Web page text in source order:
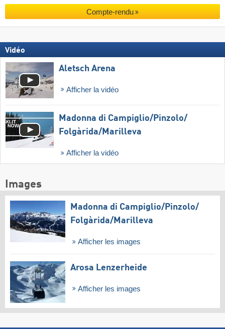
Compte-rendu
Vidéo
Aletsch Arena
Afficher la vidéo
Madonna di Campiglio/​Pinzolo/​
Folgàrida/​Marilleva
Afficher la vidéo
Images
Madonna di Campiglio/​Pinzolo/​
Folgàrida/​Marilleva
Afficher les images
Arosa Lenzerheide
Afficher les images